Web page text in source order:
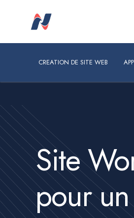
CREATION DE SITE WEB
CREATION DE SITE WEB
Site
pour